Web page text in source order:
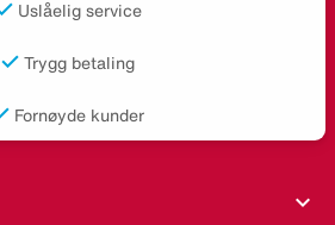
Uslåelig service
Trygg betaling
Fornøyde kunder
expand_more